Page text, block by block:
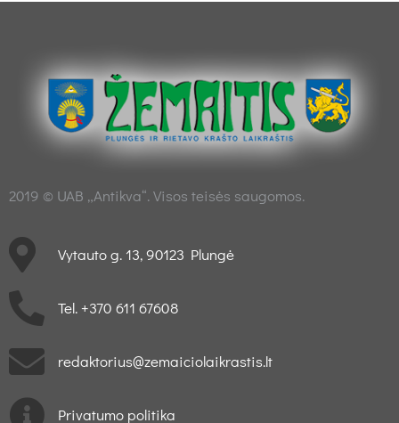
2019 © UAB „Antikva“. Visos teisės saugomos.
Vytauto g. 13, 90123 Plungė
Tel. +370 611 67608
redaktorius@zemaiciolaikrastis.lt
Privatumo politika